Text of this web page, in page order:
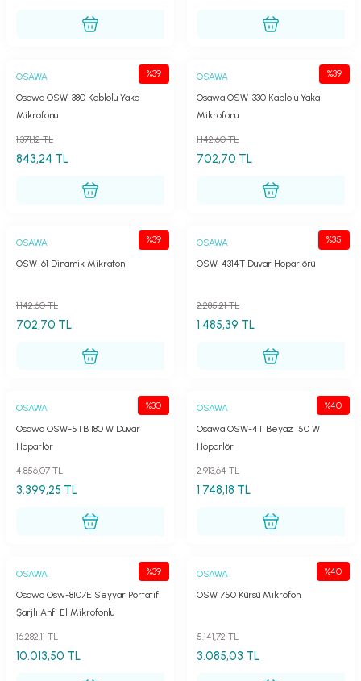
%39
OSAWA
Osawa OSW-380 Kablolu Yaka
Mikrofonu
843,24 TL
1.371,12 TL
%39
OSAWA
Osawa OSW-330 Kablolu Yaka
Mikrofonu
702,70 TL
1.142,60 TL
%39
OSAWA
OSW-61 Dinamik Mikrafon
702,70 TL
1.142,60 TL
%35
OSAWA
OSW-4314T Duvar Hoparlörü
1.485,39 TL
2.285,21 TL
%30
OSAWA
Osawa OSW-5TB 180 W Duvar
Hoparlör
3.399,25 TL
4.856,07 TL
%40
OSAWA
Osawa OSW-4T Beyaz 150 W
Hoparlör
1.748,18 TL
2.913,64 TL
%39
OSAWA
Osawa Osw-8107E Seyyar Portatif
Şarjlı Anfi El Mikrofonlu
10.013,50 TL
16.282,11 TL
%40
OSAWA
OSW 750 Kürsü Mikrofon
3.085,03 TL
5.141,72 TL